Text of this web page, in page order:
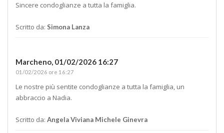
Sincere condoglianze a tutta la famiglia.
Scritto da: Simona Lanza
Marcheno, 01/02/2026 16:27
01/02/2026 ore 16:27
Le nostre più sentite condoglianze a tutta la famiglia, un
abbraccio a Nadia.
Scritto da: Angela Viviana Michele Ginevra